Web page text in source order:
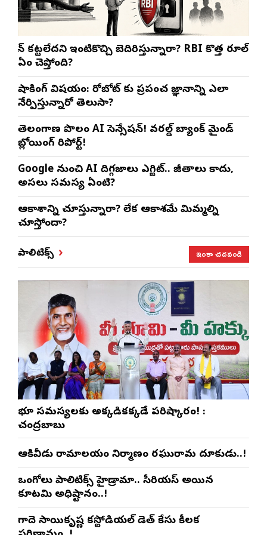
లోన్ కట్టలేదని ఇంటికొచ్చి బెదిరిస్తున్నారా? RBI కొత్త రూల్
ఏం చెప్తోంది?
షాకింగ్ విషయం: రోబోట్‌ కు ప్రపంచ జ్ఞానాన్ని ఎలా
నేర్పిస్తున్నారో తెలుసా?
తెలంగాణ పొలంలో AI సెన్సేషన్! వరల్డ్ బ్యాంక్ మైండ్
బ్లోయింగ్ రిపోర్ట్!
Google నుంచి AI దిగ్గజాలు ఎగ్జిట్.. జీతాలు కాదు,
అసలు సమస్య ఏంటి?
ఆకాశాన్ని చూస్తున్నారా? లేక ఆకాశమే మిమ్మల్ని
చూస్తోందా?
పాలిటిక్స్ ఇంకా చదవండి
భూ సమస్యలకు అక్కడికక్కడే పరిష్కారం! :
చంద్రబాబు
ఆకివీడు రామాలయం నిర్మాణంలో రఘురామ దూకుడు..!
ఒంగోలు పాలిటిక్స్‌లో హైడ్రామా.. సీరియస్ అయిన
కూటమి అధిష్టానం..!
గాదె సాయికృష్ణ కస్టోడియల్ డెత్ కేసులో కీలక